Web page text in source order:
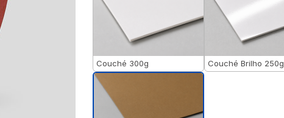
Couché 300g Couché Brilho 250g